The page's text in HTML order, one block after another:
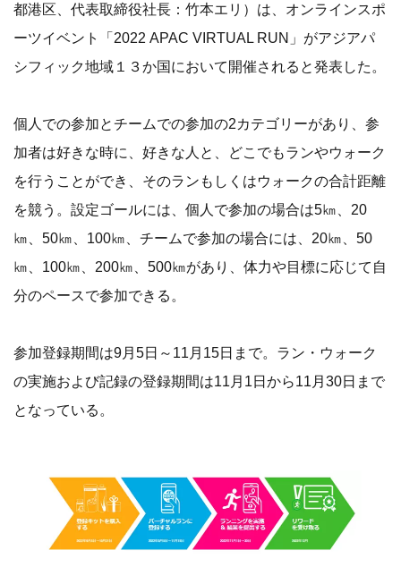
都港区、代表取締役社長：竹本エリ）は、オンラインスポ
ーツイベント「2022 APAC VIRTUAL RUN」がアジアパ
シフィック地域１３か国において開催されると発表した。
個人での参加とチームでの参加の2カテゴリーがあり、参
加者は好きな時に、好きな人と、どこでもランやウォーク
を行うことができ、そのランもしくはウォークの合計距離
を競う。設定ゴールには、個人で参加の場合は5㎞、20
㎞、50㎞、100㎞、チームで参加の場合には、20㎞、50
㎞、100㎞、200㎞、500㎞があり、体力や目標に応じて自
分のペースで参加できる。
参加登録期間は9月5日～11月15日まで。ラン・ウォーク
の実施および記録の登録期間は11月1日から11月30日まで
となっている。